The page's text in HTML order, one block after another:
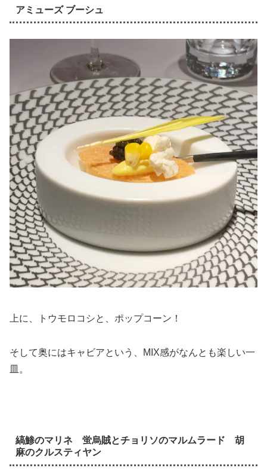
アミューズ ブーシュ
上に、トウモロコシと、ポップコーン！
そして奥にはキャビアという、MIX感がなんとも楽しい一
皿。
縞鯵のマリネ 蛍烏賊とチョリソのマルムラード 胡
麻のクルスティヤン